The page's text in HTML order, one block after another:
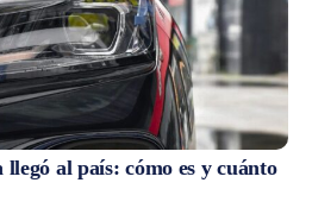
al país: cómo es y cuánto